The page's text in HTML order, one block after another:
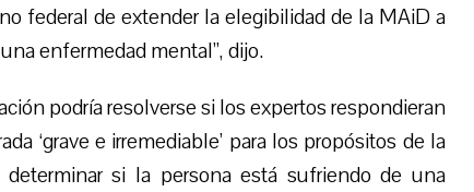
federal de extender la elegibilidad de la MAiD a
enfermedad mental”, dijo.
podría resolverse si los expertos respondieran
‘grave e irremediable’ para los propósitos de la
si la persona está sufriendo de una